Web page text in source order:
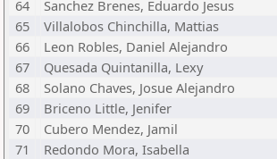
64
Sanchez Brenes, Eduardo Jesus
65
Villalobos Chinchilla, Mattias
66
Leon Robles, Daniel Alejandro
67
Quesada Quintanilla, Lexy
68
Solano Chaves, Josue Alejandro
69
Briceno Little, Jenifer
70
Cubero Mendez, Jamil
71
Redondo Mora, Isabella